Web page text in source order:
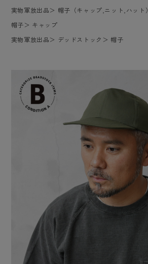
実物軍放出品＞ 帽子（キャップ,ニット,ハット）
帽子＞ キャップ
実物軍放出品＞ デッドストック ＞ 帽子